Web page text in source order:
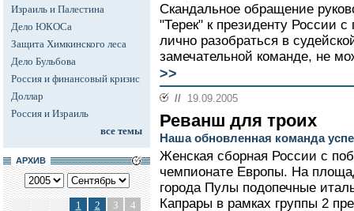
Израиль и Палестина
Дело ЮКОСа
Защита Химкинского леса
Дело Бульбова
Россия и финансовый кризис
Доллар
Россия и Израиль
все темы
АРХИВ
1 2 3
4
Скандальное обращение
"Терек" к президенту России
лично разобраться в
замечательной команде, не
>>
// 19.09.2005
Реванш для троих
Наша обновленная команда
Женская сборная России с
чемпионате Европы. На
города Пулы подопечные
Капрары в рамках группы 2